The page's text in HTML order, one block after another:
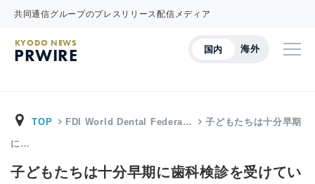
共同通信グループのプレスリリース配信メディア
国内 海外
KYODO NEWS
PRWIRE
TOP FDI World Dental Federa… 子どもたちは十分早期
に…
子どもたちは十分早期に歯科検診を受けてい